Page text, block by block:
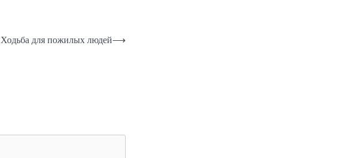
Ходьба для пожилых людей⟶